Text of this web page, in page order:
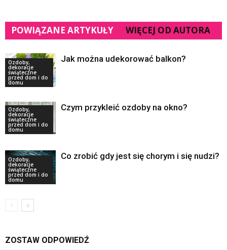
POWIĄZANE ARTYKUŁY WIĘCEJ OD AUTORA
Ozdoby,
dekoracje
świąteczne
przed dom i do
domu
Jak można udekorować balkon?
Ozdoby,
dekoracje
świąteczne
przed dom i do
domu
Czym przykleić ozdoby na okno?
Ozdoby,
dekoracje
świąteczne
przed dom i do
domu
Co zrobić gdy jest się chorym i się nudzi?
ZOSTAW ODPOWIEDŹ